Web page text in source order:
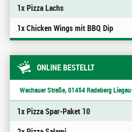
1x Pizza Lachs
1x Chicken Wings mit BBQ Dip
ONLINE BESTELLT
Wachauer Straße, 01454 Radeberg
1x Pizza Spar-Paket 10